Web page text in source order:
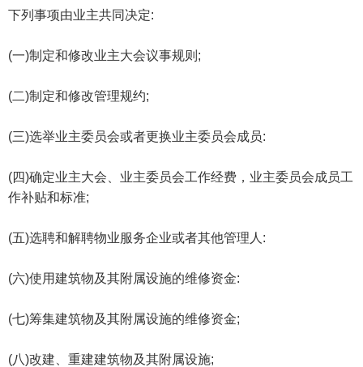
下列事项由业主共同决定:
(一)制定和修改业主大会议事规则;
(二)制定和修改管理规约;
(三)选举业主委员会或者更换业主委员会成员:
(四)确定业主大会、业主委员会工作经费，业主委员会成员工
作补贴和标准;
(五)选聘和解聘物业服务企业或者其他管理人:
(六)使用建筑物及其附属设施的维修资金:
(七)筹集建筑物及其附属设施的维修资金;
(八)改建、重建建筑物及其附属设施;